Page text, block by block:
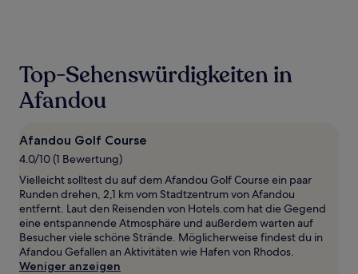
24 Stunden
einen
Aufenthalt
1 Übernachtung
2 Erwachsenen
gefunden
wurde.
Preise
und
Verfügbarkeiten
können
sich
Top-Sehenswürdigkeiten in
Afandou
Afandou Golf Course
4.0/10 (1 Bewertung)
Vielleicht solltest du auf dem Afandou Golf Course ein paar
Runden drehen, 2,1 km vom Stadtzentrum von Afandou
entfernt. Laut den Reisenden von Hotels.com hat die Gegend
eine entspannende Atmosphäre und außerdem warten auf
Besucher viele schöne Strände. Möglicherweise findest du in
Afandou Gefallen an Aktivitäten wie Hafen von Rhodos.
Weniger anzeigen